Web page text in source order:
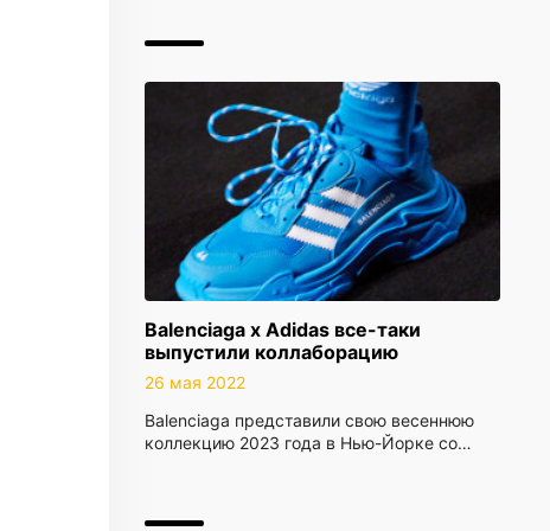
Balenciaga x Adidas все-таки
выпустили коллаборацию
26 мая 2022
Balenciaga представили свою весеннюю
коллекцию 2023 года в Нью-Йорке со…